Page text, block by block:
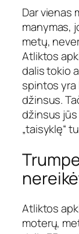
Dar vienas
manymas,
metų,
Atliktos
dalis tokio
spintos yra
džinsus.
džinsus
„taisyklę“
Atliktos
moterų,